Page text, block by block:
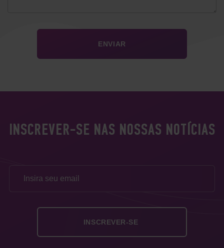
INSCREVER-SE NAS NOSSAS NOTÍCIAS